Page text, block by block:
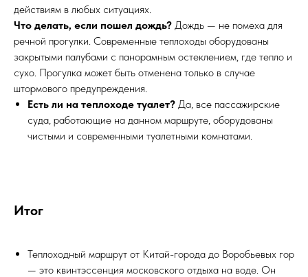
действиям в любых ситуациях.
Что делать, если пошел дождь? Дождь — не помеха для
речной прогулки. Современные теплоходы оборудованы
закрытыми палубами с панорамным остеклением, где тепло и
сухо. Прогулка может быть отменена только в случае
штормового предупреждения.
Есть ли на теплоходе туалет? Да, все пассажирские
суда, работающие на данном маршруте, оборудованы
чистыми и современными туалетными комнатами.
Итог
Теплоходный маршрут от Китай-города до Воробьевых гор
— это квинтэссенция московского отдыха на воде. Он